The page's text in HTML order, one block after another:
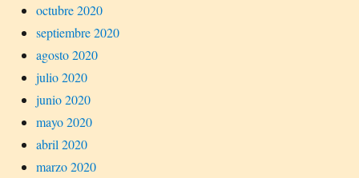
octubre 2020
septiembre 2020
agosto 2020
julio 2020
junio 2020
mayo 2020
abril 2020
marzo 2020